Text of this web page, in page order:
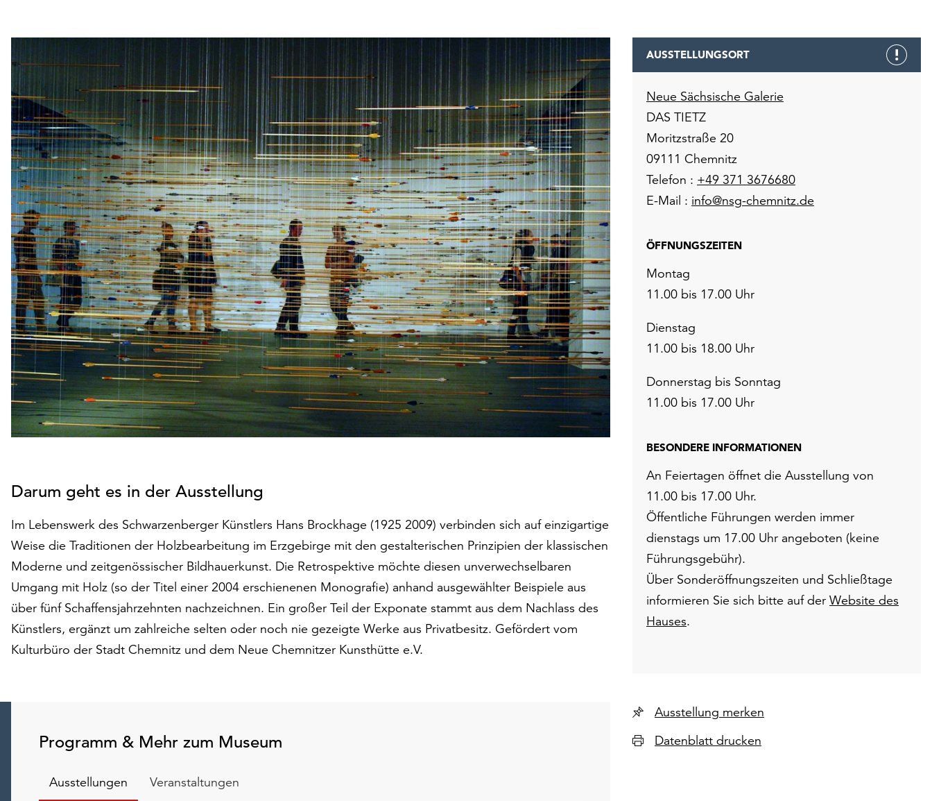
Darum geht es in der Ausstellung
Im Lebenswerk des Schwarzenberger Künstlers Hans Brockhage (1925 2009) verbinden sich auf einzigartige
Weise die Traditionen der Holzbearbeitung im Erzgebirge mit den gestalterischen Prinzipien der klassischen
Moderne und zeitgenössischer Bildhauerkunst. Die Retrospektive möchte diesen unverwechselbaren
Umgang mit Holz (so der Titel einer 2004 erschienenen Monografie) anhand ausgewählter Beispiele aus
über fünf Schaffensjahrzehnten nachzeichnen. Ein großer Teil der Exponate stammt aus dem Nachlass des
Künstlers, ergänzt um zahlreiche selten oder noch nie gezeigte Werke aus Privatbesitz. Gefördert vom
Kulturbüro der Stadt Chemnitz und dem Neue Chemnitzer Kunsthütte e.V.
Programm & Mehr zum Museum
Ausstellungen Veranstaltungen
AUSSTELLUNGSORT
Neue Sächsische Galerie
DAS TIETZ
Moritzstraße 20
09111 Chemnitz
Telefon : +49 371 3676680
E-Mail : info@nsg-chemnitz.de
ÖFFNUNGSZEITEN
Montag
11.00 bis 17.00 Uhr
Dienstag
11.00 bis 18.00 Uhr
Donnerstag bis Sonntag
11.00 bis 17.00 Uhr
BESONDERE INFORMATIONEN
An Feiertagen öffnet die Ausstellung von
11.00 bis 17.00 Uhr.
Öffentliche Führungen werden immer
dienstags um 17.00 Uhr angeboten (keine
Führungsgebühr).
Über Sonderöffnungszeiten und Schließtage
informieren Sie sich bitte auf der Website des
Hauses.
Ausstellung merken
Datenblatt drucken